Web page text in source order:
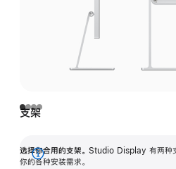
支架
选择你合用的支架。 Studio Display 有两种
你的各种安装需求。
展